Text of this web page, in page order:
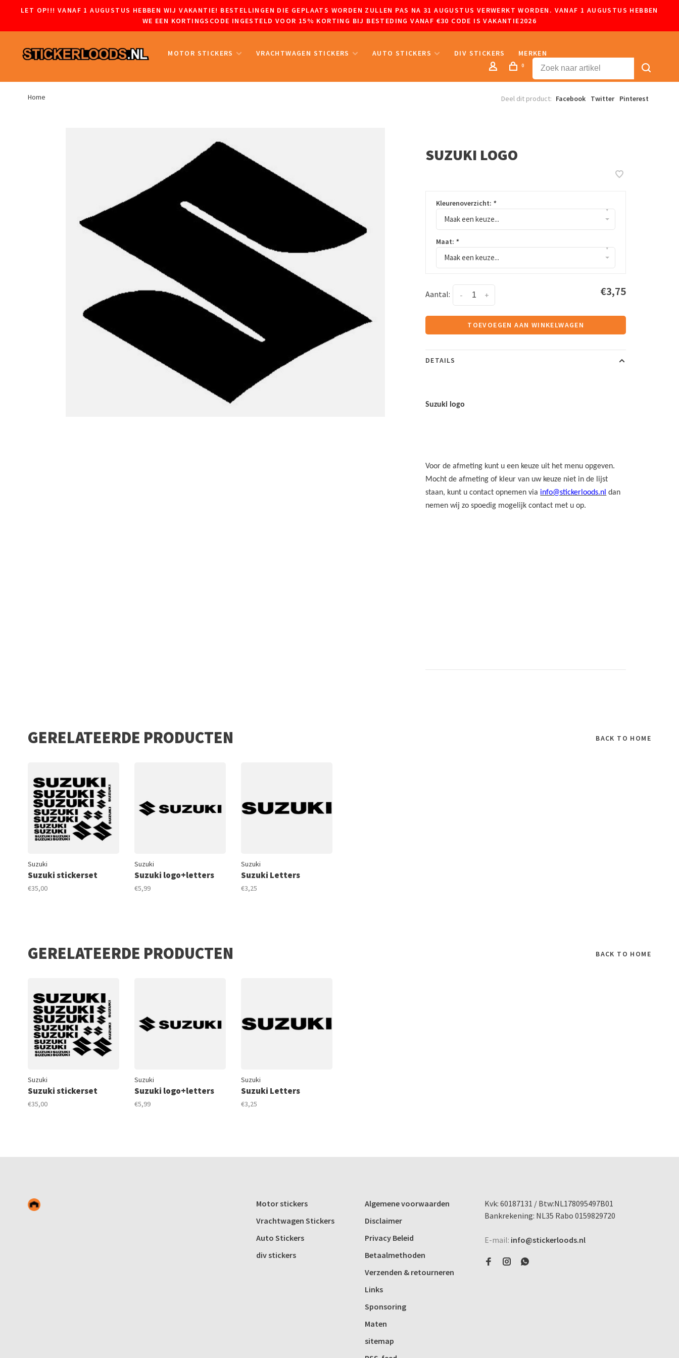
LET OP!!! VANAF 1 AUGUSTUS HEBBEN WIJ VAKANTIE! BESTELLINGEN DIE GEPLAATS WORDEN ZULLEN PAS NA 31 AUGUSTUS VERWERKT WORDEN. VANAF 1 AUGUSTUS HEBBEN
WE EEN KORTINGSCODE INGESTELD VOOR 15% KORTING BIJ BESTEDING VANAF €30 CODE IS VAKANTIE2026
MOTOR STICKERS VRACHTWAGEN STICKERS AUTO STICKERS DIV STICKERS MERKEN
0
Home Deel dit product: Facebook Twitter Pinterest
SUZUKI LOGO
Kleurenoverzicht: *
Maak een keuze...
▾
Maat: *
Maak een keuze...
▾
Aantal: +
- €3,75
TOEVOEGEN AAN WINKELWAGEN
DETAILS
Suzuki logo
Voor de afmeting kunt u een keuze uit het menu opgeven.
Mocht de afmeting of kleur van uw keuze niet in de lijst
staan, kunt u contact opnemen via info@stickerloods.nl dan
nemen wij zo spoedig mogelijk contact met u op.
GERELATEERDE PRODUCTEN BACK TO HOME
Suzuki
Suzuki stickerset
€35,00
Suzuki
Suzuki logo+letters
€5,99
Suzuki
Suzuki Letters
€3,25
GERELATEERDE PRODUCTEN BACK TO HOME
Suzuki
Suzuki stickerset
€35,00
Suzuki
Suzuki logo+letters
€5,99
Suzuki
Suzuki Letters
€3,25
Motor stickers
Vrachtwagen Stickers
Auto Stickers
div stickers
Algemene voorwaarden
Disclaimer
Privacy Beleid
Betaalmethoden
Verzenden & retourneren
Links
Sponsoring
Maten
sitemap
Kvk: 60187131 / Btw:NL178095497B01
Bankrekening: NL35 Rabo 0159829720
E-mail: info@stickerloods.nl